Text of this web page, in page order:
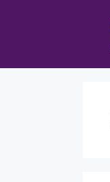
로